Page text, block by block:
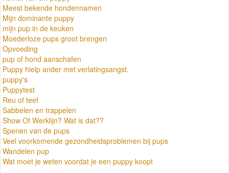
Meest bekende hondennamen
Mijn dominante puppy
mijn pup in de keuken
Moederloze pups groot brengen
Opvoeding
pup of hond aanschafen
Puppy hielp ander met verlatingsangst.
puppy's
Puppytest
Reu of teef
Sabbelen en trappelen
Show Of Werklijn? Wat is dat??
Spenen van de pups
Veel voorkomende gezondheidsproblemen bij pups
Wandelen pup
Wat moet je weten voordat je een puppy koopt